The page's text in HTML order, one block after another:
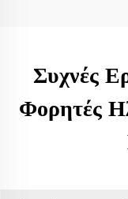
Συχνές
Φορητές